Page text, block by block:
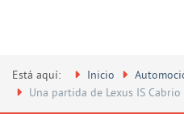
Está aquí: Inicio
Una partida de Lexus IS